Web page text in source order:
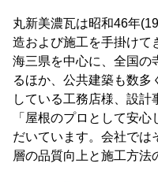
丸新美濃瓦は昭和46年
造および施工を手掛けて
海三県を中心に、全国の
るほか、公共建築も数多
している工務店様、設計
「屋根のプロとして安
だいています。会社では
層の品質向上と施工方法